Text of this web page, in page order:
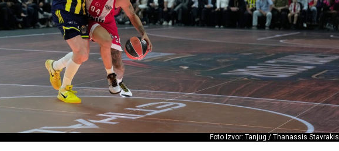
Foto Izvor: Tanjug / Thanassis Stavrakis